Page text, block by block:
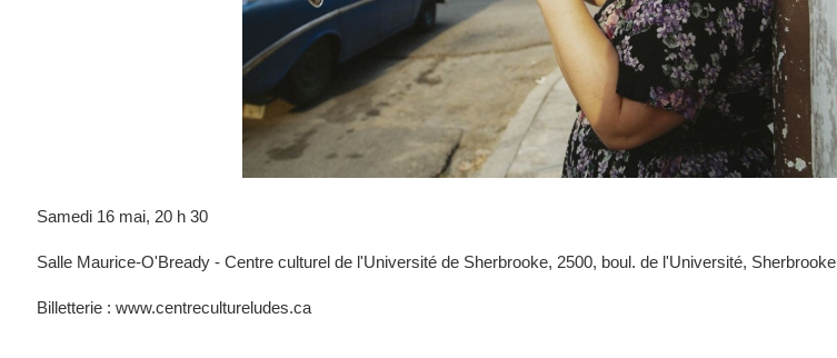
Samedi 16 mai, 20 h 30
Salle Maurice-O'Bready - Centre culturel de l'Université de Sherbrooke, 2500, boul. de l'Université, Sherbrooke
Billetterie : www.centrecultureludes.ca